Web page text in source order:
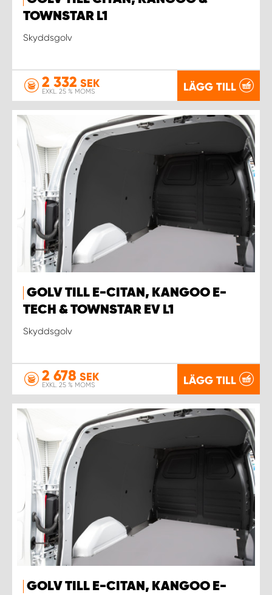
TOWNSTAR L1
Skyddsgolv
2 332 SEK
EXKL. 25 % MOMS LÄGG TILL
GOLV TILL E-CITAN, KANGOO E-
TECH & TOWNSTAR EV L1
Skyddsgolv
2 678 SEK
EXKL. 25 % MOMS LÄGG TILL
GOLV TILL E-CITAN, KANGOO E-
WORK SYSTEM SKELLEFTEÅ
WORK SYSTEM STAFFANSTORP
WORK SYSTEM STOCKHOLM NORR
WORK SYSTEM STOCKHOLM SYD
WORK SYSTEM SUNDSVALL
WORK SYSTEM TRESTAD
WORK SYSTEM UMEÅ
WORK SYSTEM UPPSALA
WORK SYSTEM VARBERG
WORK SYSTEM VÄXJÖ
WORK SYSTEM ÖREBRO
WORK SYSTEM ÖSTERSUND